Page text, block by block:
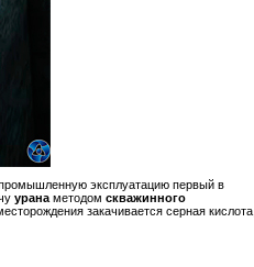
эксплуатацию первый в
урана методом скважинного
закачивается серная кислота,